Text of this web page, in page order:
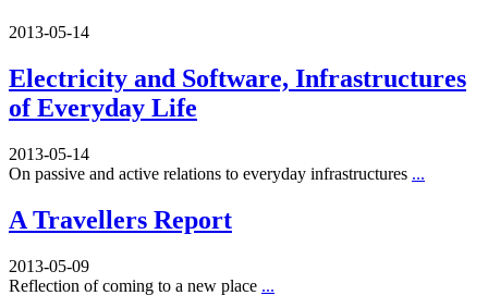
2013-05-14
Electricity and Software, Infrastructures
of Everyday Life
2013-05-14
On passive and active relations to everyday infrastructures ...
A Travellers Report
2013-05-09
Reflection of coming to a new place ...